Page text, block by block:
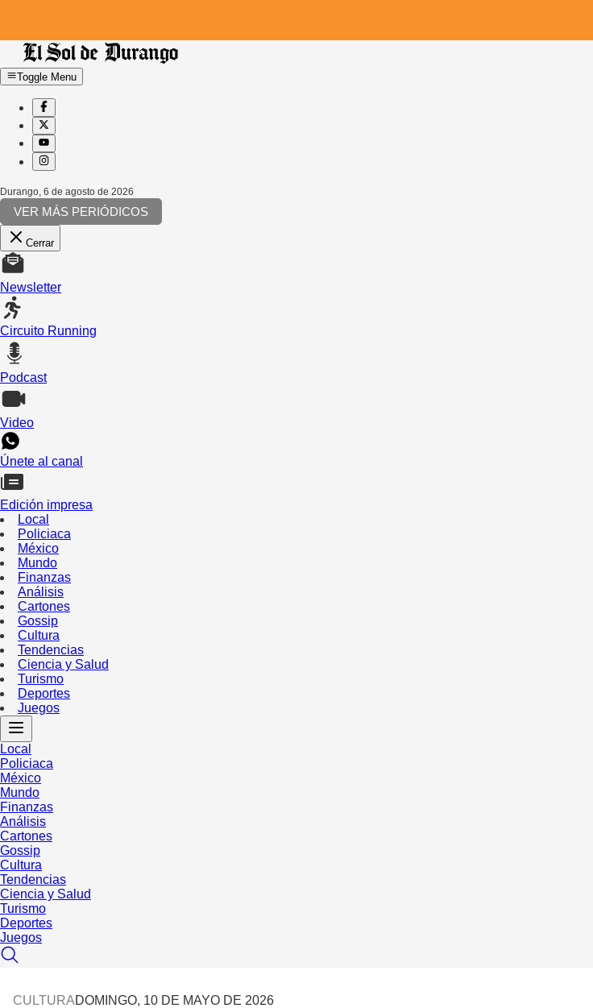
Toggle Menu
Durango 6 de agosto de 2026
VER MÁS PERIÓDICOS
Cerrar
Newsletter
Circuito Running
Podcast
Video
Únete al canal
Edición impresa
Local
Policiaca
México
Mundo
Finanzas
Análisis
Cartones
Gossip
Cultura
Tendencias
Ciencia y Salud
Turismo
Deportes
Juegos
Local
Policiaca
México
Mundo
Finanzas
Análisis
Cartones
Gossip
Cultura
Tendencias
Ciencia y Salud
Turismo
Deportes
Juegos
CULTURADOMINGO, 10 DE MAYO DE 2026